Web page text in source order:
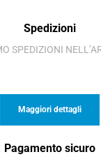
Spedizioni
SPEDIZIONI
Maggiori dettagli
Pagamento sicuro